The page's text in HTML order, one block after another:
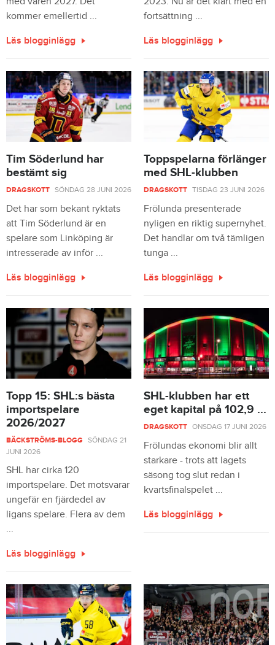
kommer emellertid ...
Läs blogginlägg
fortsättning ...
Läs blogginlägg
Tim Söderlund har
bestämt sig
DRAGSKOTT SÖNDAG 28 JUNI 2026
Det har som bekant ryktats
att Tim Söderlund är en
spelare som Linköping är
intresserade av inför ...
Läs blogginlägg
Toppspelarna förlänger
med SHL-klubben
DRAGSKOTT TISDAG 23 JUNI 2026
Frölunda presenterade
nyligen en riktig supernyhet.
Det handlar om två tämligen
tunga ...
Läs blogginlägg
Topp 15: SHL:s bästa
importspelare
2026/2027
BÄCKSTRÖMS-BLOGG
SÖNDAG 21
JUNI 2026
SHL har cirka 120
importspelare. Det motsvarar
ungefär en fjärdedel av
ligans spelare. Flera av dem
...
Läs blogginlägg
SHL-klubben har ett
eget kapital på 102,9 ...
DRAGSKOTT ONSDAG 17 JUNI 2026
Frölundas ekonomi blir allt
starkare - trots att lagets
säsong tog slut redan i
kvartsfinalspelet ...
Läs blogginlägg